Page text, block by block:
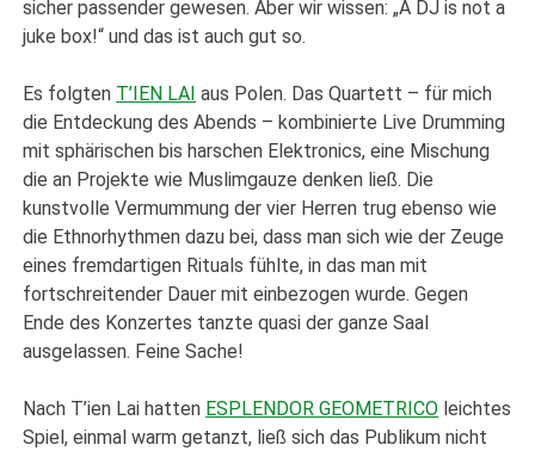
sicher passender gewesen. Aber wir wissen: „A DJ is not a
juke box!“ und das ist auch gut so.
Es folgten T’IEN LAI aus Polen. Das Quartett – für mich
die Entdeckung des Abends – kombinierte Live Drumming
mit sphärischen bis harschen Elektronics, eine Mischung
die an Projekte wie Muslimgauze denken ließ. Die
kunstvolle Vermummung der vier Herren trug ebenso wie
die Ethnorhythmen dazu bei, dass man sich wie der Zeuge
eines fremdartigen Rituals fühlte, in das man mit
fortschreitender Dauer mit einbezogen wurde. Gegen
Ende des Konzertes tanzte quasi der ganze Saal
ausgelassen. Feine Sache!
Nach T’ien Lai hatten ESPLENDOR GEOMETRICO leichtes
Spiel, einmal warm getanzt, ließ sich das Publikum nicht